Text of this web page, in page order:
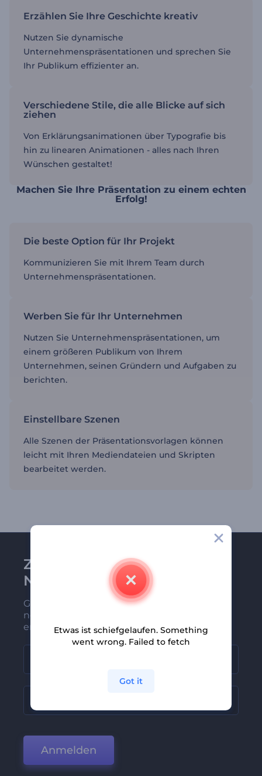
Erzählen Sie Ihre Geschichte kreativ
Nutzen Sie dynamische
Unternehmenspräsentationen und sprechen Sie
Ihr Publikum effizienter an.
Verschiedene Stile, die alle Blicke auf sich
ziehen
Von Erklärungsanimationen über Typografie bis
hin zu linearen Animationen - alles nach Ihren
Wünschen gestaltet!
Machen Sie Ihre Präsentation zu einem echten
Erfolg!
Die beste Option für Ihr Projekt
Kommunizieren Sie mit Ihrem Team durch
Unternehmenspräsentationen.
Werben Sie für Ihr Unternehmen
Nutzen Sie Unternehmenspräsentationen, um
einem größeren Publikum von Ihrem
Unternehmen, seinen Gründern und Aufgaben zu
berichten.
Einstellbare Szenen
Alle Szenen der Präsentationsvorlagen können
leicht mit Ihren Mediendateien und Skripten
bearbeitet werden.
Zu Renderforest-
Newsletter anmelden
Gehören Sie zu den Ersten, die unsere
neuesten Nachrichten und Angebote
erhalten
Anmelden
Etwas ist schiefgelaufen. Something
went wrong. Failed to fetch
Got it